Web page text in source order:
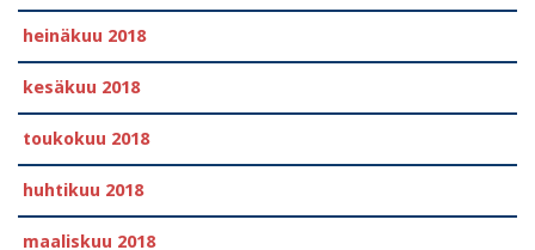
heinäkuu 2018
kesäkuu 2018
toukokuu 2018
huhtikuu 2018
maaliskuu 2018